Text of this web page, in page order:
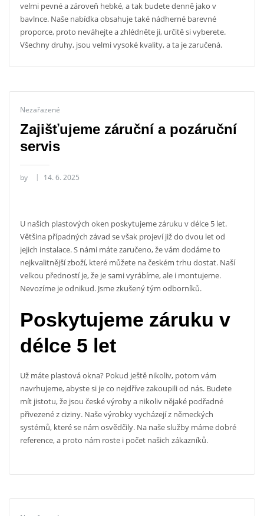
velmi pevné a zároveň hebké, a tak budete denně jako v
bavlnce. Naše nabídka obsahuje také nádherné barevné
proporce, proto neváhejte a zhlédněte ji, určitě si vyberete.
Všechny druhy, jsou velmi vysoké kvality, a ta je zaručená.
Nezařazené
Zajišťujeme záruční a pozáruční
servis
by 14. 6. 2025
U našich plastových oken poskytujeme záruku v délce 5 let.
Většina případných závad se však projeví již do dvou let od
jejich instalace. S námi máte zaručeno, že vám dodáme to
nejkvalitnější zboží, které můžete na českém trhu dostat. Naší
velkou předností je, že je sami vyrábíme, ale i montujeme.
Nevozíme je odnikud. Jsme zkušený tým odborníků.
Poskytujeme záruku v
délce 5 let
Už máte plastová okna? Pokud ještě nikoliv, potom vám
navrhujeme, abyste si je co nejdříve zakoupili od nás. Budete
mít jistotu, že jsou české výroby a nikoliv nějaké podřadné
přivezené z ciziny. Naše výrobky vycházejí z německých
systémů, které se nám osvědčily. Na naše služby máme dobré
reference, a proto nám roste i počet našich zákazníků.